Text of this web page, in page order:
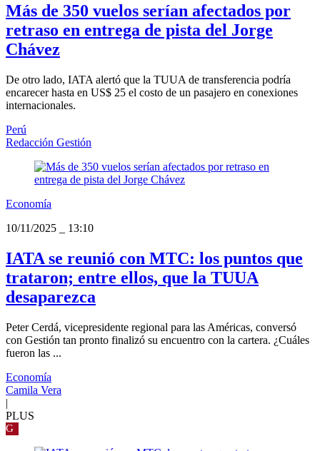
Más de 350 vuelos serían afectados por
retraso en entrega de pista del Jorge
Chávez
De otro lado, IATA alertó que la TUUA de transferencia podría
encarecer hasta en US$ 25 el costo de un pasajero en conexiones
internacionales.
Perú
Redacción Gestión
Economía
10/11/2025
13:10
IATA se reunió con MTC: los puntos que
trataron; entre ellos, que la TUUA
desaparezca
Peter Cerdá, vicepresidente regional para las Américas, conversó
con Gestión tan pronto finalizó su encuentro con la cartera. ¿Cuáles
fueron las ...
Economía
Camila Vera
|
PLUS
G